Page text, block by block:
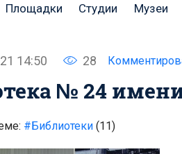
Площадки Студии Музеи
14:50 28
№ 24
#Библиотеки (11)